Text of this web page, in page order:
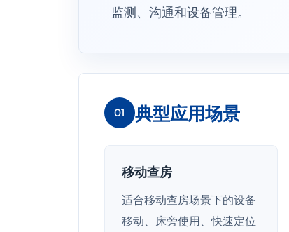
监测、沟通和设备管理。
01 典型应用场景
移动查房
适合移动查房场景下的设备
移动、床旁使用、快速定位